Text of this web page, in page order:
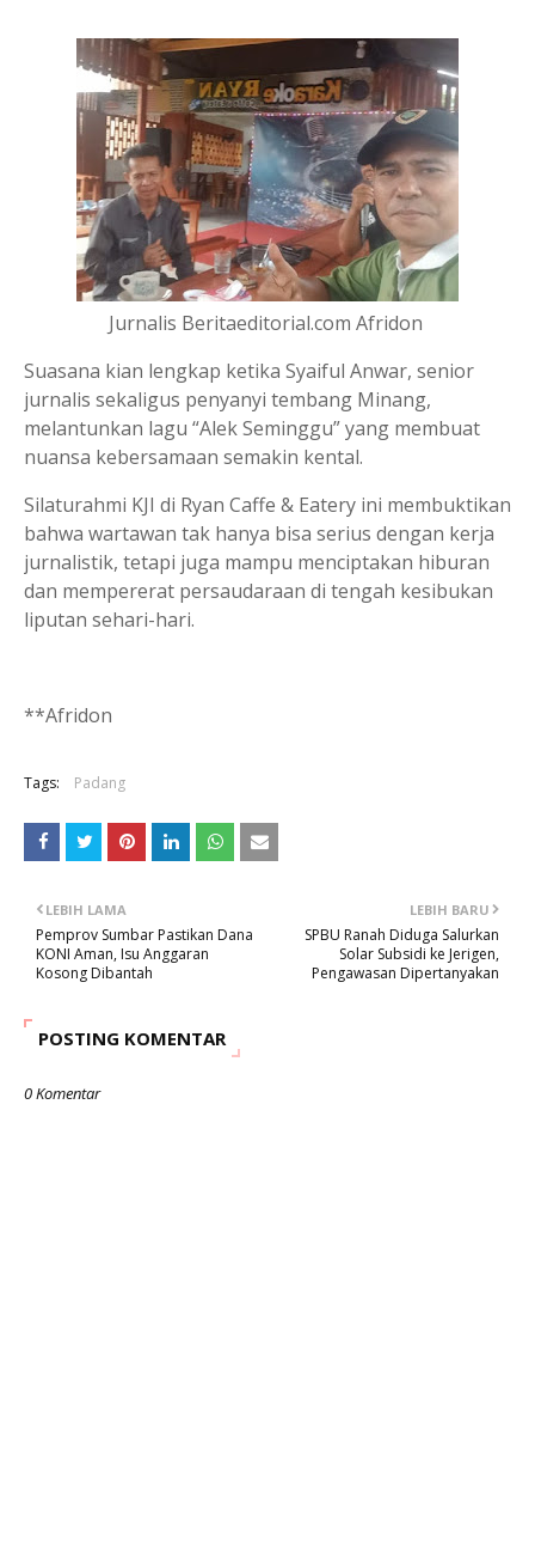
Jurnalis Beritaeditorial.com Afridon
Suasana kian lengkap ketika Syaiful Anwar, senior
jurnalis sekaligus penyanyi tembang Minang,
melantunkan lagu “Alek Seminggu” yang membuat
nuansa kebersamaan semakin kental.
Silaturahmi KJI di Ryan Caffe & Eatery ini membuktikan
bahwa wartawan tak hanya bisa serius dengan kerja
jurnalistik, tetapi juga mampu menciptakan hiburan
dan mempererat persaudaraan di tengah kesibukan
liputan sehari-hari.
**Afridon
Tags: Padang
LEBIH BARU
SPBU Ranah Diduga Salurkan
Solar Subsidi ke Jerigen,
Pengawasan Dipertanyakan
LEBIH LAMA
Pemprov Sumbar Pastikan Dana
KONI Aman, Isu Anggaran
Kosong Dibantah
POSTING KOMENTAR
0 Komentar